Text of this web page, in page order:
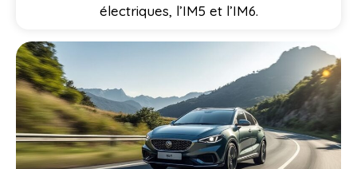
électriques, l’IM5 et l’IM6.